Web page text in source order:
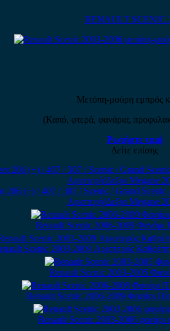
RENAULT SCENIC
Μετόπη-μούρη εμπρός
(Καπό, φτερά, φανάρια,
Ρωτήστε τιμή
Δείτε επίσης
(+) / 407 / 307 / Scenic / Grand
Αριστερή/Δεξια Megane
Renault Scenic 2006-2009 Φανάρι
Scenic 2003-2009 Αριστερός
Renault Scenic 2003-2005
Renault Scenic 2006-2009 Φανάρι
Renault Scenic 2003-2006 φανάρι